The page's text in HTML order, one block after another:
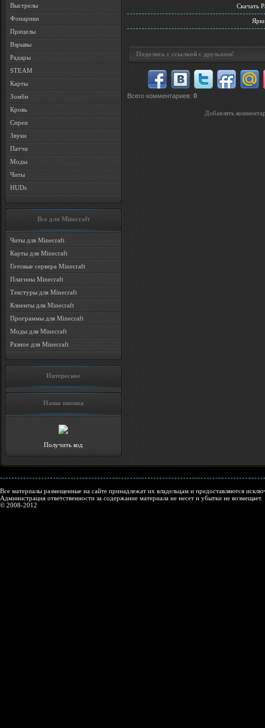
Выстрелы
Фонарики
Прицелы
Взрывы
Радары
STEAM
Карты
Зомби
Кровь
Спреи
Звуки
Патчи
Моды
Читы
HUDs
Все для Minecraft
Читы для Minecraft
Карты для Minecraft
Готовые сервера Minecraft
Плагины Minecraft
Текстуры для Minecraft
Клиенты для Minecraft
Программы для Minecraft
Моды для Minecraft
Разное для Minecraft
Интересное
Наша кнопка
Получить код
Скачать
Поделись с ссылкой с друзьями!
Всего комментариев: 0
Добавлять
Все материалы размещенные на сайте принадлежат их владельцам и предоставляются
Администрация ответственности за содержание материала не несет и убытки не возмещает.
© 2008-2012